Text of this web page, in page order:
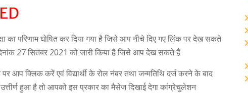
का परिणाम घोषित कर दिया गया है जिसे आप नीचे दिए गए लिंक पर देख सकते
दिनांक 27 सितंबर 2021 को जारी किया है जिसे आप देख सकते हैं
क्लिक करें एवं विद्यार्थी के रोल नंबर तथा जन्मतिथि दर्ज करने के बाद
उत्तीर्ण हुआ है तो आपको इस प्रकार का मैसेज दिखाई देगा कांग्रेचुलेशन